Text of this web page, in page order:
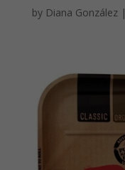
by Diana González|